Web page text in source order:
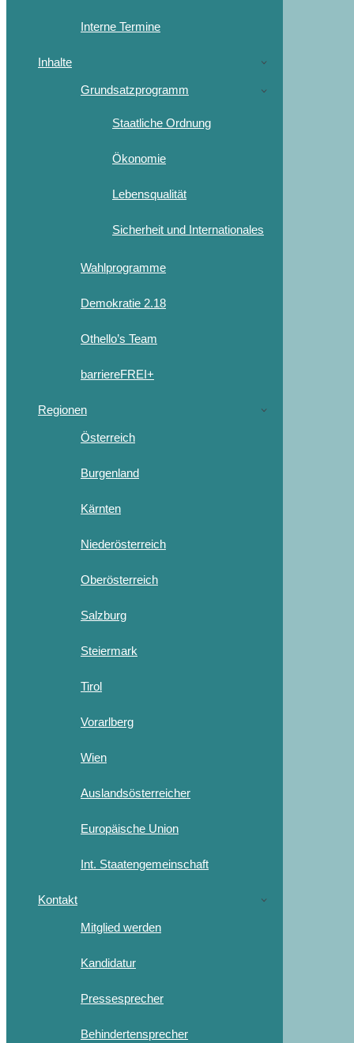
Interne Termine
Inhalte
Grundsatzprogramm
Staatliche Ordnung
Ökonomie
Lebensqualität
Sicherheit und Internationales
Wahlprogramme
Demokratie 2.18
Othello’s Team
barriereFREI+
Regionen
Österreich
Burgenland
Kärnten
Niederösterreich
Oberösterreich
Salzburg
Steiermark
Tirol
Vorarlberg
Wien
Auslandsösterreicher
Europäische Union
Int. Staatengemeinschaft
Kontakt
Mitglied werden
Kandidatur
Pressesprecher
Behindertensprecher